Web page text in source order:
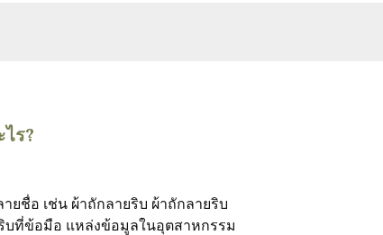
ร?
ยชื่อ เช่น ผ้าถักลายริบ ผ้าถักลายริบ
บที่ข้อมือ แหล่งข้อมูลในอุตสาหกรรม